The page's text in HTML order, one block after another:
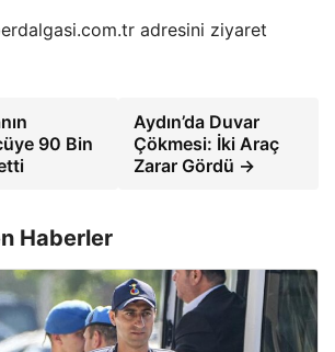
adresini ziyaret
90 Bin
Aydın’da Duvar
Çökmesi: İki Araç
Zarar Gördü →
Haberler